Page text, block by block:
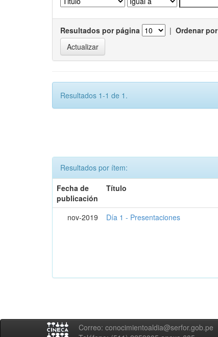
Resultados por página | Ordenar por
Resultados 1-1 de 1.
Resultados por ítem:
Fecha de
publicación
Título
nov-2019 Día 1 - Presentaciones
Correo: conocimientoaldia@serfor.gob.pe